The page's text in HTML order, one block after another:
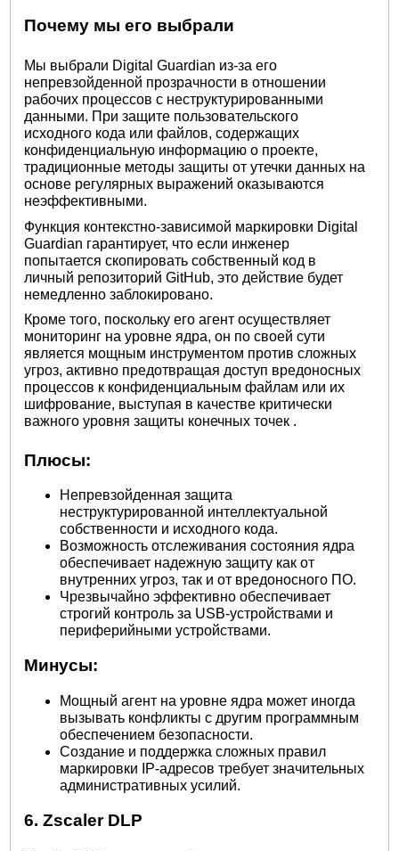
Почему мы его выбрали
Мы выбрали Digital Guardian из-за его
непревзойденной прозрачности в отношении
рабочих процессов с неструктурированными
данными. При защите пользовательского
исходного кода или файлов, содержащих
конфиденциальную информацию о проекте,
традиционные методы защиты от утечки данных на
основе регулярных выражений оказываются
неэффективными.
Функция контекстно-зависимой маркировки Digital
Guardian гарантирует, что если инженер
попытается скопировать собственный код в
личный репозиторий GitHub, это действие будет
немедленно заблокировано.
Кроме того, поскольку его агент осуществляет
мониторинг на уровне ядра, он по своей сути
является мощным инструментом против сложных
угроз, активно предотвращая доступ вредоносных
процессов к конфиденциальным файлам или их
шифрование, выступая в качестве критически
важного уровнязащиты конечных точек .
Плюсы:
Непревзойденная защита
неструктурированной интеллектуальной
собственности и исходного кода.
Возможность отслеживания состояния ядра
обеспечивает надежную защиту как от
внутренних угроз, так и от вредоносного ПО.
Чрезвычайно эффективно обеспечивает
строгий контроль за USB-устройствами и
периферийными устройствами.
Минусы:
Мощный агент на уровне ядра может иногда
вызывать конфликты с другим программным
обеспечением безопасности.
Создание и поддержка сложных правил
маркировки IP-адресов требует значительных
административных усилий.
6. Zscaler DLP